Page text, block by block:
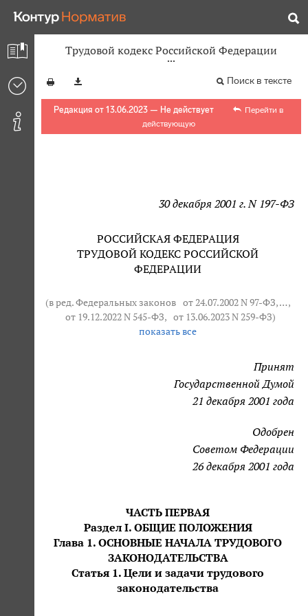
Трудовой кодекс Российской Федерации
Поиск в тексте
Редакция от 13.06.2023 — Не действует
Перейти в
действующую
30 декабря 2001 г. N 197-ФЗ
РОССИЙСКАЯ ФЕДЕРАЦИЯ
ТРУДОВОЙ КОДЕКС РОССИЙСКОЙ
ФЕДЕРАЦИИ
(в ред. Федеральных законов от 24.07.2002 N 97-ФЗ, … ,
от 19.12.2022 N 545-ФЗ, от 13.06.2023 N 259-ФЗ)
показать все
Принят
Государственной Думой
21 декабря 2001 года
Одобрен
Советом Федерации
26 декабря 2001 года
ЧАСТЬ ПЕРВАЯ
Раздел I. ОБЩИЕ ПОЛОЖЕНИЯ
Глава 1. ОСНОВНЫЕ НАЧАЛА ТРУДОВОГО
ЗАКОНОДАТЕЛЬСТВА
Статья 1. Цели и задачи трудового
законодательства